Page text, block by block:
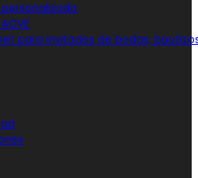
para invitados de bodas,